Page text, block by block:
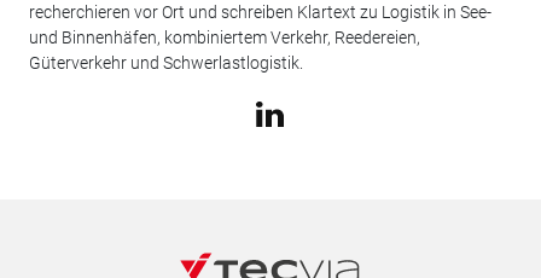
recherchieren vor Ort und schreiben Klartext zu Logistik in See-
und Binnenhäfen, kombiniertem Verkehr, Reedereien,
Güterverkehr und Schwerlastlogistik.